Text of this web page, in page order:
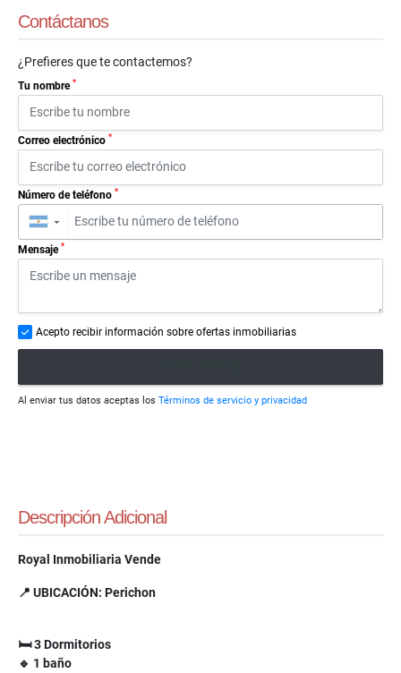
Contáctanos
¿Prefieres que te contactemos?
Tu nombre *
Correo electrónico *
Número de teléfono *
▼
Mensaje *
Acepto recibir información sobre ofertas inmobiliarias
Al enviar tus datos aceptas los Términos de servicio y privacidad
Descripción Adicional
Royal Inmobiliaria Vende
📍 UBICACIÓN: Perichon
🛏3 Dormitorios
🔹 1 baño